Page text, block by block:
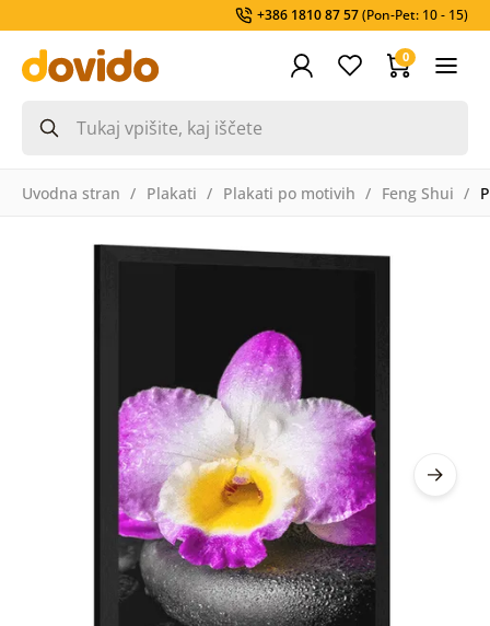
+386 1810 87 57(Pon-Pet: 10 - 15)
0
Uvodna stran Plakati Plakati po motivih Feng Shui